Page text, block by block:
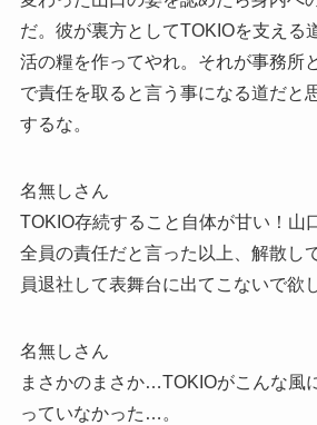
だ。彼が裏方としてTOKIOを支える
活の糧を作ってやれ。それが事務所
で責任を取ると言う事になる道だと
するな。
名無しさん
TOKIO存続すること自体が甘い！山
全員の責任だと言った以上、解散し
員退社して表舞台に出てこないで欲
名無しさん
まさかのまさか…TOKIOがこんな風
っていなかった…。